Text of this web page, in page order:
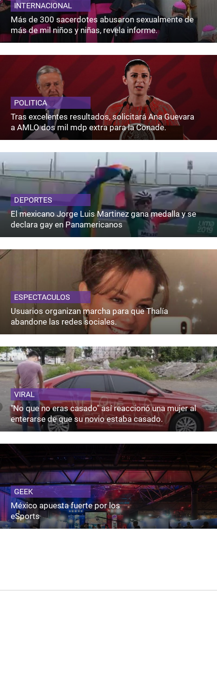
INTERNACIONAL
Más de 300 sacerdotes abusaron sexualmente de
más de mil niños y niñas, revela informe.
POLITICA
Tras excelentes resultados, solicitará Ana Guevara
a AMLO dos mil mdp extra para la Conade.
DEPORTES
El mexicano Jorge Luis Martinez gana medalla y se
declara gay en Panamericanos
ESPECTACULOS
Usuarios organizan marcha para que Thalía
abandone las redes sociales.
VIRAL
"No que no eras casado" así reaccionó una mujer al
enterarse de que su novio estaba casado.
GEEK
México apuesta fuerte por los
eSports